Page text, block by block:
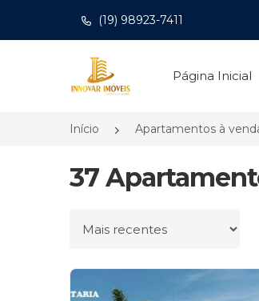
(19) 98923-7411
Página inicial
Página Inicial
Início Apartamentos à
37
Ordenar por